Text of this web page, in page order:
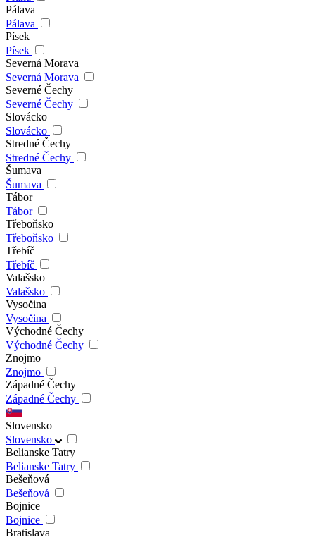
Pálava
Pálava
Písek
Písek
Severná Morava
Severná Morava
Severné Čechy
Severné Čechy
Slovácko
Slovácko
Stredné Čechy
Stredné Čechy
Šumava
Šumava
Tábor
Tábor
Třeboňsko
Třeboňsko
Třebíč
Třebíč
Valašsko
Valašsko
Vysočina
Vysočina
Východné Čechy
Východné Čechy
Znojmo
Znojmo
Západné Čechy
Západné Čechy
Slovensko
Slovensko
Belianske Tatry
Belianske Tatry
Bešeňová
Bešeňová
Bojnice
Bojnice
Bratislava